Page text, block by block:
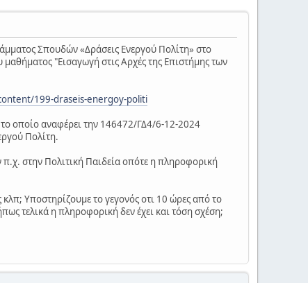
Σπουδών «Δράσεις Ενεργού Πολίτη» στο
"Εισαγωγή στις Αρχές της Επιστήμης των
199-draseis-energoy-politi
οποίο αναφέρει την 146472/ΓΔ4/6-12-2024
Πολίτη.
π.χ. στην Πολιτική Παιδεία οπότε η πληροφορική
Υποστηρίζουμε το γεγονός οτι 10 ώρες από το
τελικά η πληροφορική δεν έχει και τόση σχέση;